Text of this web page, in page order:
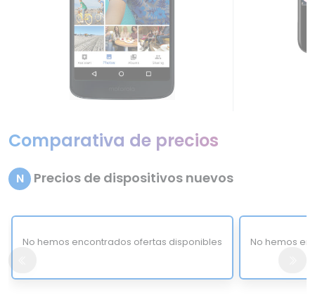
Comparativa de precios
N Precios de dispositivos nuevos
No hemos encontrados ofertas disponibles No hemos